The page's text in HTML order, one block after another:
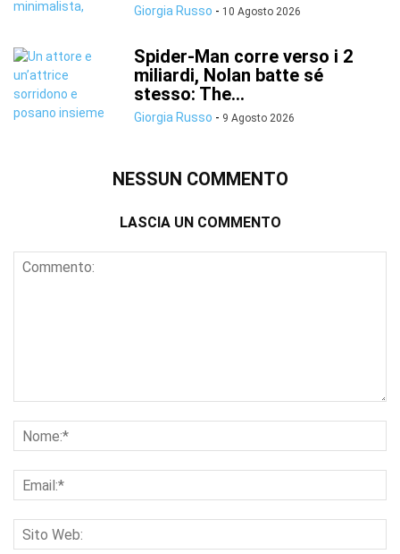
Giorgia Russo - 10 Agosto 2026
Spider-Man corre verso i 2
miliardi, Nolan batte sé
stesso: The...
Giorgia Russo - 9 Agosto 2026
NESSUN COMMENTO
LASCIA UN COMMENTO